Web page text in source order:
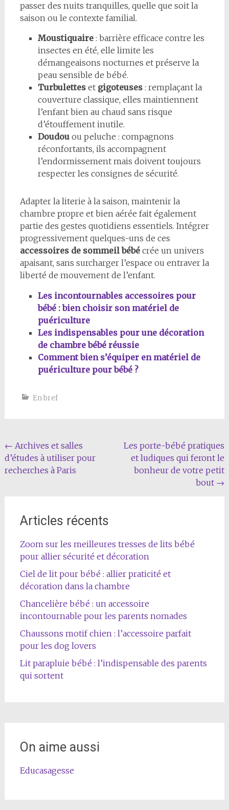
passer des nuits tranquilles, quelle que soit la
saison ou le contexte familial.
Moustiquaire: barrière efficace contre les
insectes en été, elle limite les
démangeaisons nocturnes et préserve la
peau sensible de bébé.
Turbuletteset gigoteuses: remplaçant la
couverture classique, elles maintiennent
l’enfant bien au chaud sans risque
d’étouffement inutile.
Doudouou peluche : compagnons
réconfortants, ils accompagnent
l’endormissement mais doivent toujours
respecter les consignes de sécurité.
Adapter la literie à la saison, maintenir la
chambre propre et bien aérée fait également
partie des gestes quotidiens essentiels. Intégrer
progressivement quelques-uns de ces
accessoires de sommeil bébécrée un univers
apaisant, sans surcharger l’espace ou entraver la
liberté de mouvement de l’enfant.
Les incontournables accessoires pour
bébé : bien choisir son matériel de
puériculture
Les indispensables pour une décoration
de chambre bébé réussie
Comment bien s’équiper en matériel de
puériculture pour bébé ?
En bref
Navigation
de
← Archives et salles
d’études à utiliser pour
recherches à Paris
Les porte-bébé pratiques
et ludiques qui feront le
bonheur de votre petit
bout →
Articles récents
Zoom sur les meilleures tresses de lits bébé
pour allier sécurité et décoration
Ciel de lit pour bébé : allier praticité et
décoration dans la chambre
Chancelière bébé : un accessoire
incontournable pour les parents nomades
Chaussons motif chien : l’accessoire parfait
pour les dog lovers
Lit parapluie bébé : l’indispensable des parents
qui sortent
On aime aussi
Educasagesse